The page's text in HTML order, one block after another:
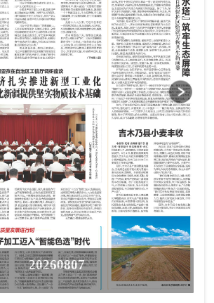
20260807